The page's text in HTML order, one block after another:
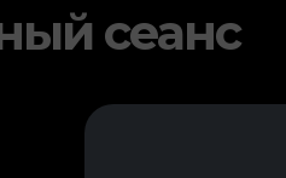
сеанс